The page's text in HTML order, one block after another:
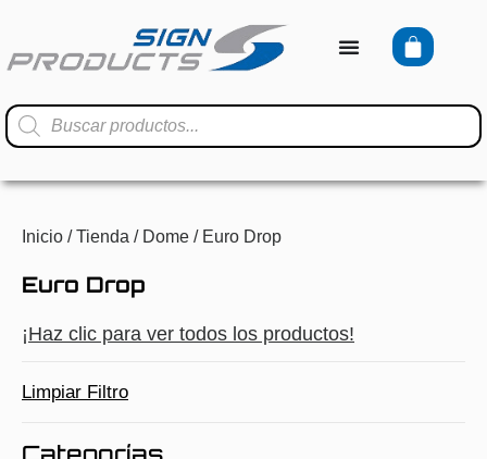
Inicio /Tienda / Dome / Euro Drop
Euro Drop
¡Haz clic para ver todos los productos!
Limpiar Filtro